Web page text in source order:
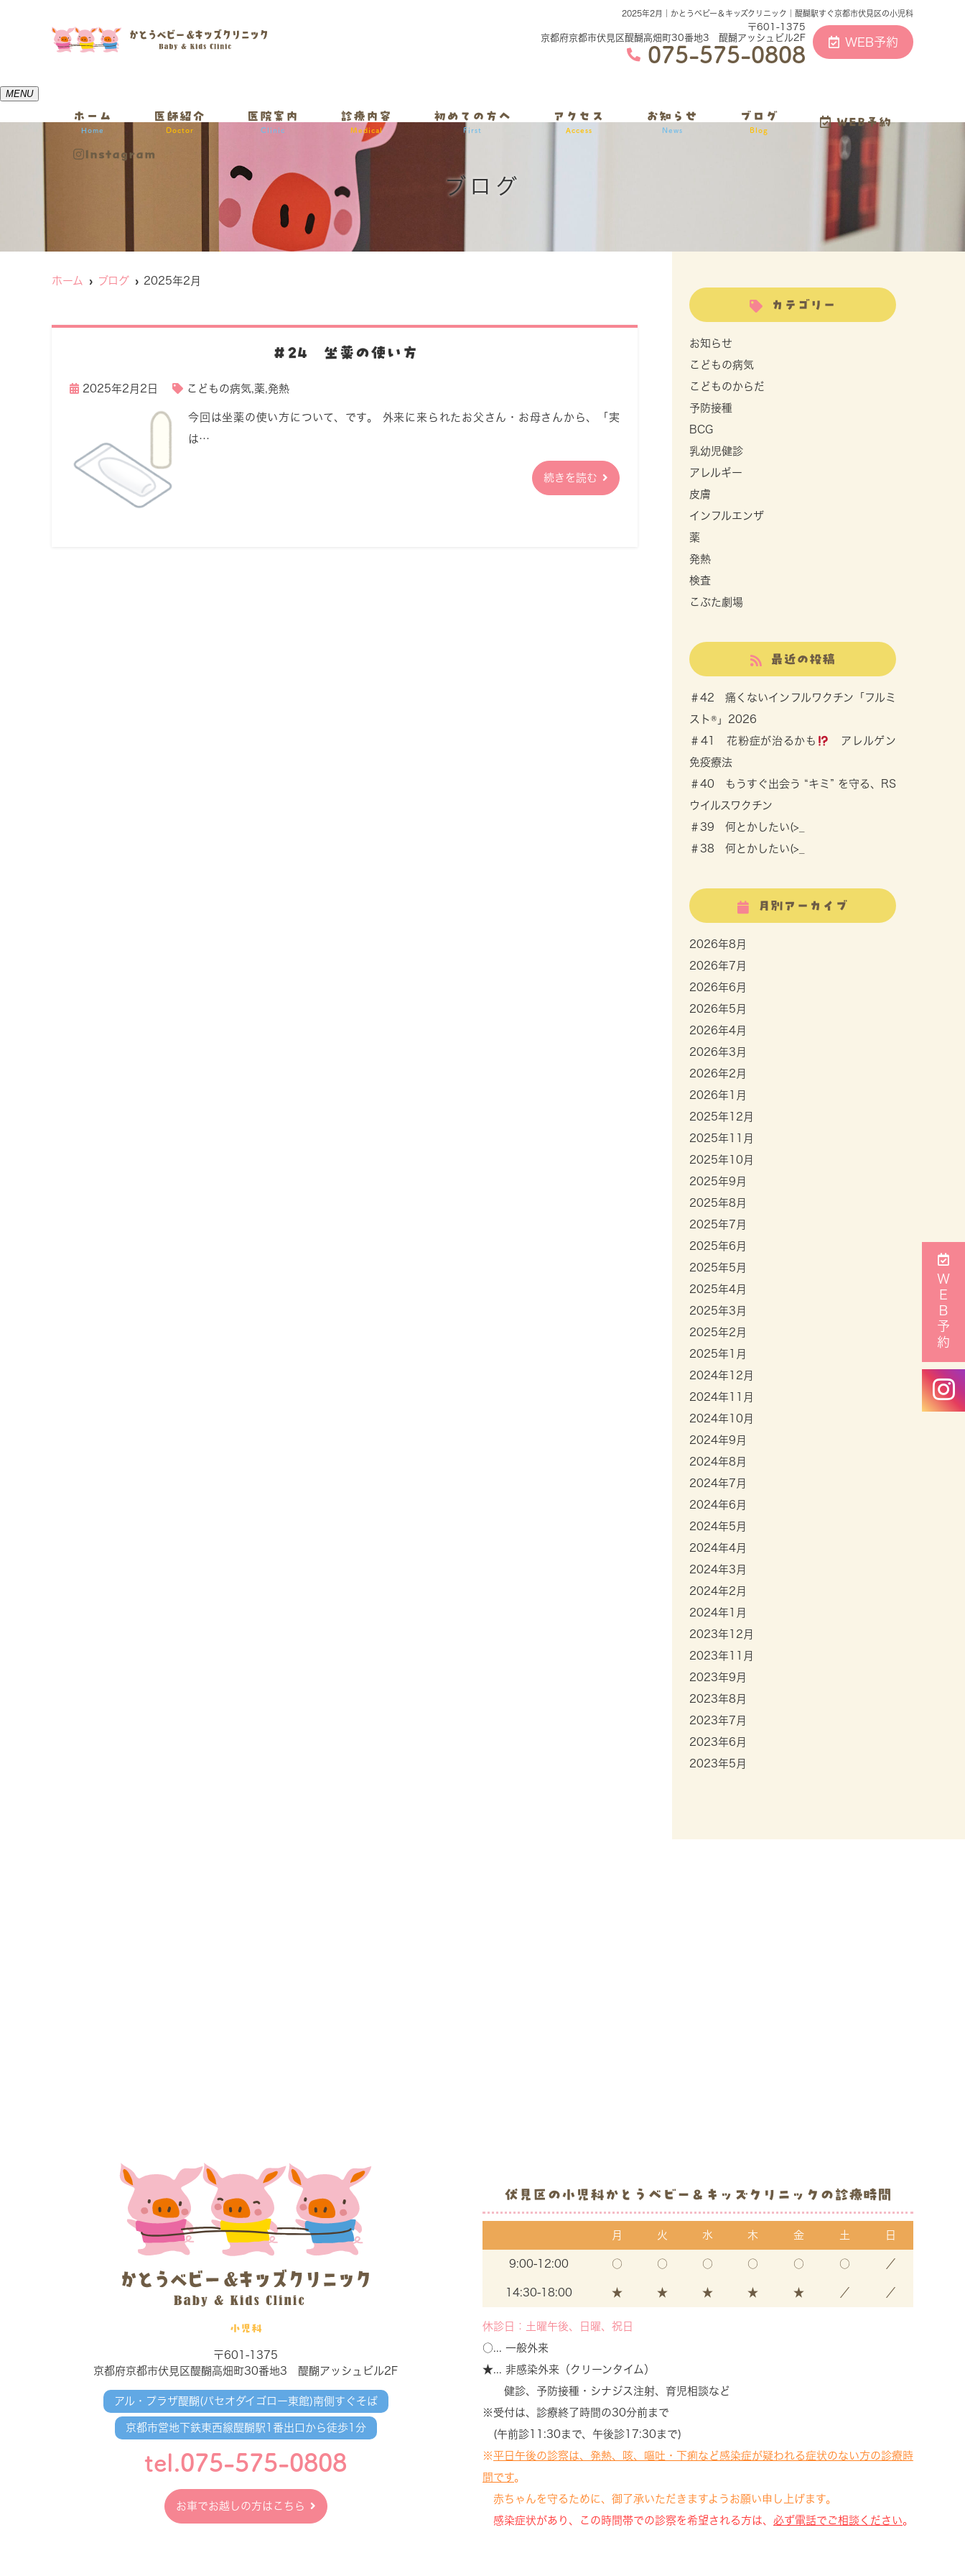
2025年2月｜かとうベビー＆キッズクリニック｜醍醐駅すぐ京都市伏見区の小児科
〒601-1375
京都府京都市伏見区醍醐高畑町30番地3 醍醐アッシュビル2F
075-575-0808
WEB予約
ＷＥＢ予約
MENU
ホーム
Home
医師紹介
Doctor
医院案内
Clinic
診療内容
Medical
初めての方へ
First
アクセス
Access
お知らせ
News
ブログ
Blog
WEB予約
Instagram
ブログ
ホーム ブログ 2025年2月
＃24 坐薬の使い方
2025年2月2日 こどもの病気,薬,発熱
今回は坐薬の使い方について、です。 外来に来られたお父さん・お母さんから、「実
は…
続きを読む
カテゴリー
お知らせ
こどもの病気
こどものからだ
予防接種
BCG
乳幼児健診
アレルギー
皮膚
インフルエンザ
薬
発熱
検査
こぶた劇場
最近の投稿
＃42 痛くないインフルワクチン「フルミ
スト®」2026
＃41 花粉症が治るかも
アレルゲン
免疫療法
＃40 もうすぐ出会う “キミ” を守る、RS
ウイルスワクチン
＃39 何とかしたい(>_
＃38 何とかしたい(>_
月別アーカイブ
2026年8月
2026年7月
2026年6月
2026年5月
2026年4月
2026年3月
2026年2月
2026年1月
2025年12月
2025年11月
2025年10月
2025年9月
2025年8月
2025年7月
2025年6月
2025年5月
2025年4月
2025年3月
2025年2月
2025年1月
2024年12月
2024年11月
2024年10月
2024年9月
2024年8月
2024年7月
2024年6月
2024年5月
2024年4月
2024年3月
2024年2月
2024年1月
2023年12月
2023年11月
2023年9月
2023年8月
2023年7月
2023年6月
2023年5月
小児科
〒601-1375
京都府京都市伏見区醍醐高畑町30番地3 醍醐アッシュビル2F
アル・プラザ醍醐(パセオダイゴロー東館)南側すぐそば
京都市営地下鉄東西線醍醐駅1番出口から徒歩1分
tel.075-575-0808
お車でお越しの方はこちら
伏見区の小児科 かとうベビー＆キッズクリニックの 診療時間
月 火 水 木 金 土 日
9:00-12:00 ○ ○ ○ ○ ○ ○ ／
14:30-18:00 ★ ★ ★ ★ ★ ／ ／
休診日：土曜午後、日曜、祝日
○... 一般外来
★... 非感染外来（クリーンタイム）
健診、予防接種・シナジス注射、育児相談など
※受付は、診療終了時間の30分前まで
(午前診11:30まで、午後診17:30まで)
※平日午後の診察は、発熱、咳、嘔吐・下痢など感染症が疑われる症状のない方の診療時
間です。
赤ちゃんを守るために、御了承いただきますようお願い申し上げます。
感染症状があり、この時間帯での診察を希望される方は、 必ず電話でご相談ください。